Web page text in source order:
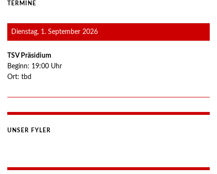
TERMINE
Dienstag, 1. September 2026
TSV Präsidium
Beginn: 19:00 Uhr
Ort: tbd
UNSER FYLER